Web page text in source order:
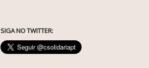
SIGA NO TWITTER: